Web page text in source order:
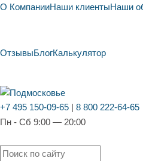
О КомпанииНаши клиентыНаши
ОтзывыБлогКалькулятор
+7 495 150-09-65 | 8 800 222-64-65
Пн - Сб 9:00 — 20:00